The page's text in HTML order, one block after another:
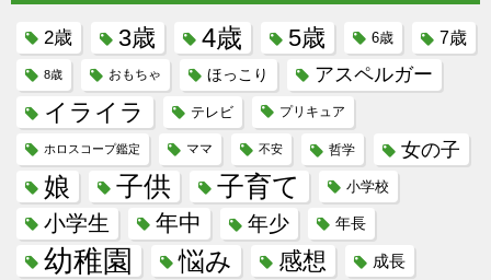
2歳 3歳 4歳 5歳 6歳 7歳
8歳 おもちゃ ほっこり アスペルガー
イライラ テレビ プリキュア
ホロスコープ鑑定 ママ 不安 哲学 女の子
娘 子供 子育て 小学校
小学生 年中 年少 年長
幼稚園 悩み 感想 成長